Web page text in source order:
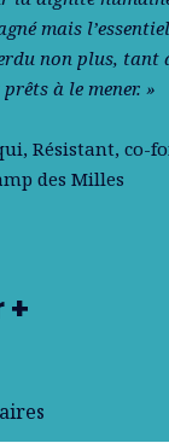
mais
non plus, tant
à le mener. »
, Résistant, co-
des Milles
+